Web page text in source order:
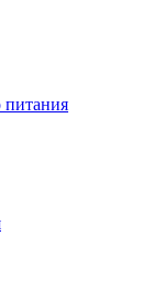
питания